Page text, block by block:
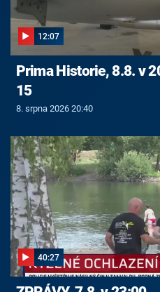
12:07
Prima Historie, 8.8. v
15
8. srpna 2026 20:40
40:27